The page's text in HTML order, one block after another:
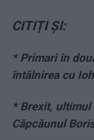
CITIȚI ȘI:
* Primari în
întâlnirea cu
* Brexit,
Căpcăunul